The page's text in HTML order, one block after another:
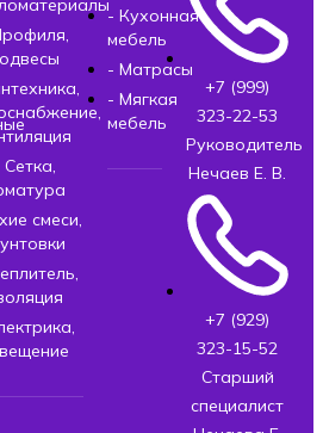
Сетка,
смеси,
- Кухонная
мебель
- Матрасы
- Мягкая
мебель
+7 (999)
323-22-53
Руководитель
Нечаев Е. В.
+7 (929)
323-15-52
Старший
специалист